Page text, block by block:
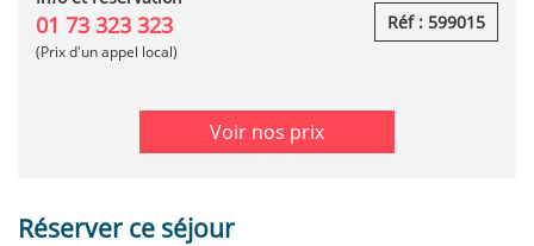
01 73 323 323
(Prix d'un appel local)
Réf : 599015
Voir nos prix
Réserver ce séjour